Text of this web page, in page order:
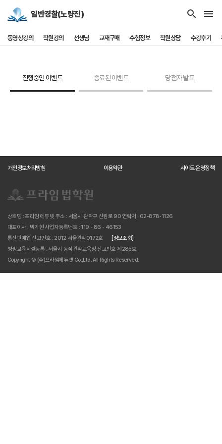
일반경찰(노량진) search menu
동영상강의 학원강의 선생님 교재구매 수험정보 학원상담 수강후기
진행중인 이벤트 종료된 이벤트 당첨자 발표
개인정보처리방침 이용약관 사이트 운영정책
상호명 : 프라임 에듀넷 주소 : 서울시 관악구 신림로 90 연락처 : 02-878-1126
대표이사 : 박기현 사업자등록번호 : 119 - 86 - 46153
통신판매업 신고번호 : 2012 서울관악0172호
[정보조회]
평생교육시설등록 : 서울시 동작관악교육청 신고번호 제285호
Copyright © (주)프라임에듀넷 Co.,Ltd. All Rights Reserved.